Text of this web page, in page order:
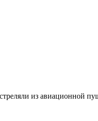
из авиационной